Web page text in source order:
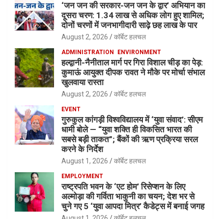
‘जन जन की सरकार-जन जन के द्वार’ अभियान का
दूसरा चरण: 1.34 लाख से अधिक लोग हुए शामिल;
दोनों चरणों में जनभागीदारी साढ़े छह लाख के पार
August 2, 2026 कॉर्बेट हलचल
ADMINISTRATION ENVIRONMENT
हल्द्वानी-नैनीताल मार्ग पर गिरा विशाल चीड़ का पेड़:
कुमाऊं आयुक्त दीपक रावत ने मौके पर मोर्चा संभाल
खुलवाया रास्ता
August 2, 2026 कॉर्बेट हलचल
EVENT
गुरुकुल कांगड़ी विश्वविद्यालय में ‘युवा संवाद’: सीएम
धामी बोले — “युवा शक्ति ही विकसित भारत की
सबसे बड़ी ताकत”; बैंकों की ऋण प्रक्रिया सरल
करने के निर्देश
August 1, 2026 कॉर्बेट हलचल
EMPLOYMENT
राष्ट्रपति भवन के ‘एट होम’ रिसेप्शन के लिए
अल्मोड़ा की गर्विता भाकुनी का चयन; देश भर से
चुने गए 5 ‘युवा आपदा मित्र’ कैडेट्स में बनाई जगह